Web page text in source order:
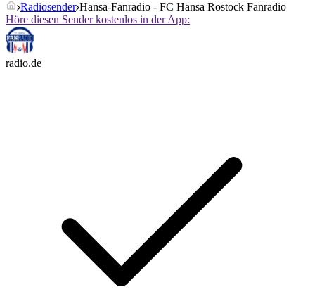
Radiosender Hansa-Fanradio - FC Hansa Rostock Fanradio
Höre diesen Sender kostenlos in der App:
radio.de